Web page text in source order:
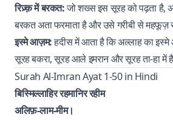
रिज़्क़ में बरकत:जो शख्स इस सूरह को पढ़ता है,
बरकत अता फरमाता है और उसे गरीबी से महफूज़
इस्मे आज़म:हदीस में आता है कि अल्लाह का
सूरह बकरा, सूरह आले इमरान और सूरह ता-हा में
Surah Al-Imran Ayat 1-50 in Hindi
बिस्मिल्लाहिर रहमानिर रहीम
अलिफ़-लाम-मीम।